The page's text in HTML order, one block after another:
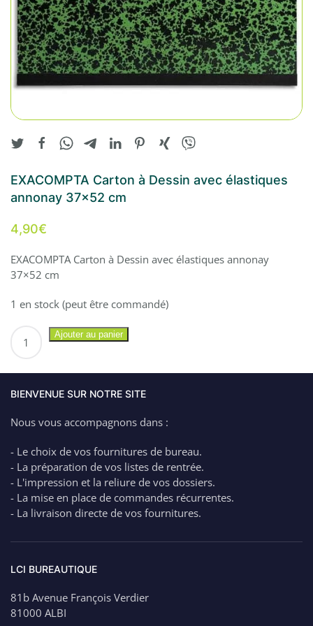
EXACOMPTA Carton à Dessin avec élastiques
annonay 37×52 cm
4,90€
EXACOMPTA Carton à Dessin avec élastiques annonay
37×52 cm
1 en stock (peut être commandé)
à
avec
annonay
37×52
cm
Ajouter au panier
BIENVENUE SUR NOTRE SITE
Nous vous accompagnons dans :
- Le choix de vos fournitures de bureau.
- La préparation de vos listes de rentrée.
- L'impression et la reliure de vos dossiers.
- La mise en place de commandes récurrentes.
- La livraison directe de vos fournitures.
LCI BUREAUTIQUE
81b Avenue François Verdier
81000 ALBI